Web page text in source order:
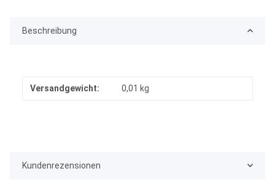
Beschreibung
Versandgewicht: 0,01 kg
Kundenrezensionen